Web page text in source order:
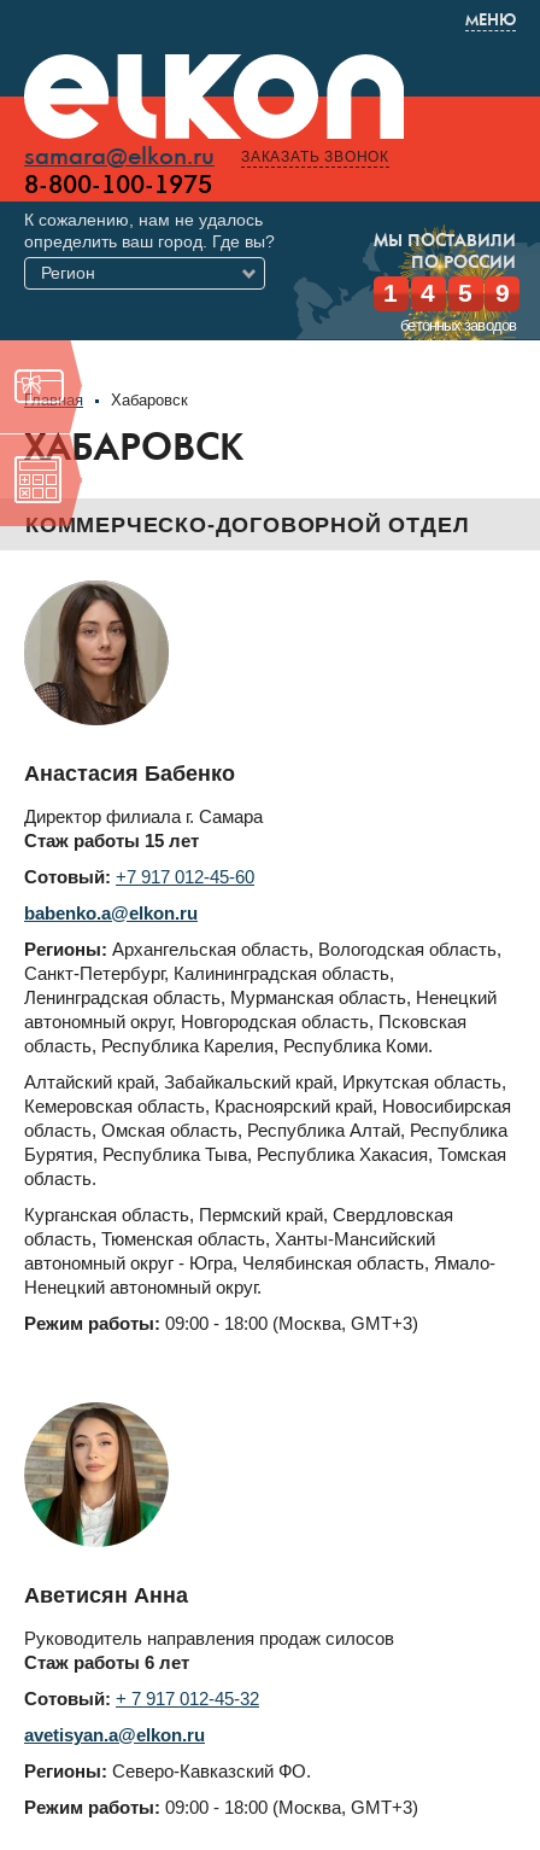
МЕНЮ
samara@elkon.ru
8-800-100-1975
ЗАКАЗАТЬ ЗВОНОК
МЫ ПОСТАВИЛИ
ПО РОССИИ
1 4 5 9
бетонных заводов
К сожалению, нам не удалось
определить ваш город. Где вы?
Регион
Главная Хабаровск
ХАБАРОВСК
КОММЕРЧЕСКО-ДОГОВОРНОЙ ОТДЕЛ
Анастасия Бабенко
Директор филиала г. Самара
Стаж работы 15 лет
Сотовый: +7 917 012-45-60
babenko.a@elkon.ru
Регионы: Архангельская область, Вологодская область,
Санкт-Петербург, Калининградская область,
Ленинградская область, Мурманская область, Ненецкий
автономный округ, Новгородская область, Псковская
область, Республика Карелия, Республика Коми.
Алтайский край, Забайкальский край, Иркутская область,
Кемеровская область, Красноярский край, Новосибирская
область, Омская область, Республика Алтай, Республика
Бурятия, Республика Тыва, Республика Хакасия, Томская
область.
Курганская область, Пермский край, Свердловская
область, Тюменская область, Ханты-Мансийский
автономный округ - Югра, Челябинская область, Ямало-
Ненецкий автономный округ.
Режим работы: 09:00 - 18:00 (Москва, GMT+3)
Аветисян Анна
Руководитель направления продаж силосов
Стаж работы 6 лет
Сотовый: + 7 917 012-45-32
avetisyan.a@elkon.ru
Регионы: Северо-Кавказский ФО.
Режим работы: 09:00 - 18:00 (Москва, GMT+3)